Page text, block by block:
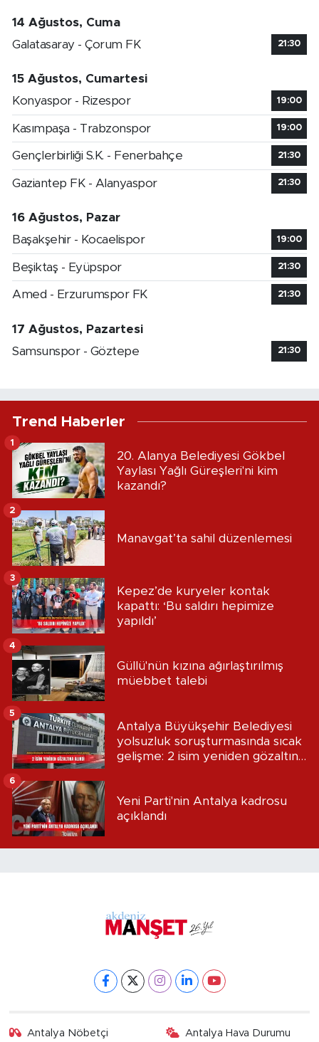
14 Ağustos, Cuma
Galatasaray - Çorum FK
21:30
15 Ağustos, Cumartesi
Konyaspor - Rizespor
19:00
Kasımpaşa - Trabzonspor 19:00
Gençlerbirliği S.K. - Fenerbahçe 21:30
Gaziantep FK - Alanyaspor 21:30
16 Ağustos, Pazar
Başakşehir - Kocaelispor
19:00
Beşiktaş - Eyüpspor 21:30
Amed - Erzurumspor FK 21:30
17 Ağustos, Pazartesi
Samsunspor - Göztepe
21:30
Trend Haberler
20. Alanya Belediyesi Gökbel
Yaylası Yağlı Güreşleri'ni kim
kazandı?
1
Manavgat’ta sahil düzenlemesi
2
Kepez’de kuryeler kontak
kapattı: ‘Bu saldırı hepimize
yapıldı’
3
Güllü'nün kızına ağırlaştırılmış
müebbet talebi
4
Antalya Büyükşehir Belediyesi
yolsuzluk soruşturmasında sıcak
gelişme: 2 isim yeniden gözaltına
5
Yeni Parti'nin Antalya kadrosu
açıklandı
6
Antalya Nöbetçi Antalya Hava Durumu